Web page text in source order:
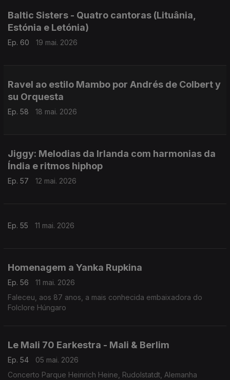
Baltic Sisters - Quatro cantoras (Lituânia,
Estónia e Letónia)
Ep. 60 19 mai. 2026
Ravel ao estilo Mambo por Andrés de Colbert y
su Orquesta
Ep. 58 18 mai. 2026
Jiggy: Melodias da Irlanda com harmonias da
Índia e ritmos hiphop
Ep. 57 12 mai. 2026
Ep. 55 11 mai. 2026
Homenagem a Yanka Rupkina
Ep. 56
11 mai. 2026
Faleceu, aos 87 anos, a mais conhecida embaixadora do
Folclore Húngaro
Le Mali 70 Earkestra - Mali & Berlim
Ep. 54
05 mai. 2026
Concerto Parque Heinrich Heine, Rudolstatdt, Alemanha